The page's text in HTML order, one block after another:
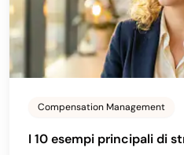
Compensation Management
I 10 esempi principali di